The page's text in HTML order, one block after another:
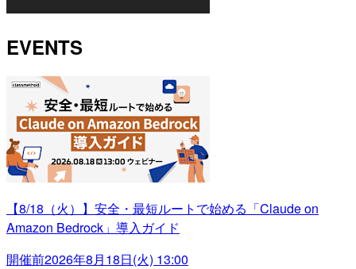
EVENTS
【8/18（火）】安全・最短ルートで始める「Claude on
Amazon Bedrock」導入ガイド
開催前2026年8月18日(火) 13:00